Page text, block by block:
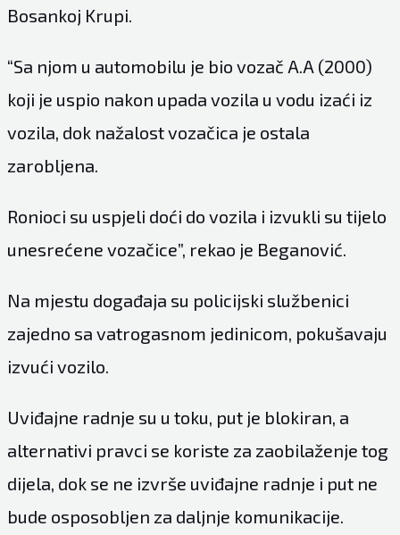
Bosankoj Krupi.
“Sa njom u automobilu je bio vozač A.A (2000)
koji je uspio nakon upada vozila u vodu izaći iz
vozila, dok nažalost vozačica je ostala
zarobljena.
Ronioci su uspjeli doći do vozila i izvukli su tijelo
unesrećene vozačice”, rekao je Beganović.
Na mjestu događaja su policijski službenici
zajedno sa vatrogasnom jedinicom, pokušavaju
izvući vozilo.
Uviđajne radnje su u toku, put je blokiran, a
alternativi pravci se koriste za zaobilaženje tog
dijela, dok se ne izvrše uviđajne radnje i put ne
bude osposobljen za daljnje komunikacije.